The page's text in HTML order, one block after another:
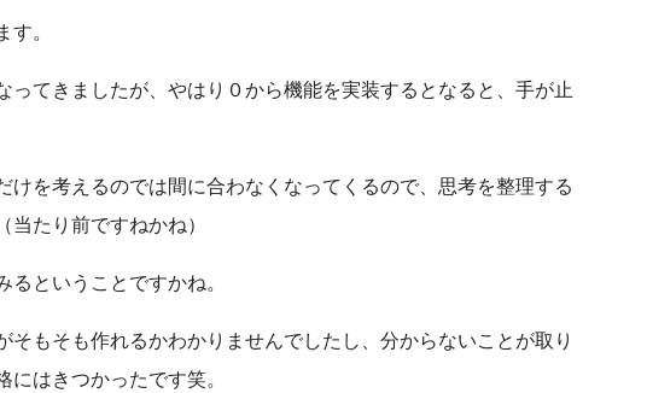
。
ってきましたが、やはり０から機能を実装するとなると、手が止
けを考えるのでは間に合わなくなってくるので、思考を整理する
たり前ですねかね）
ということですかね。
そもそも作れるかわかりませんでしたし、分からないことが取り
はきつかったです笑。